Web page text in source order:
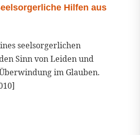
Hilfen aus
seelsorgerlichen
Sinn von Leiden und
im Glauben.